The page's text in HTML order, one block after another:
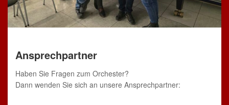
Ansprechpartner
Haben Sie Fragen zum Orchester?
Dann wenden Sie sich an unsere Ansprechpartner: